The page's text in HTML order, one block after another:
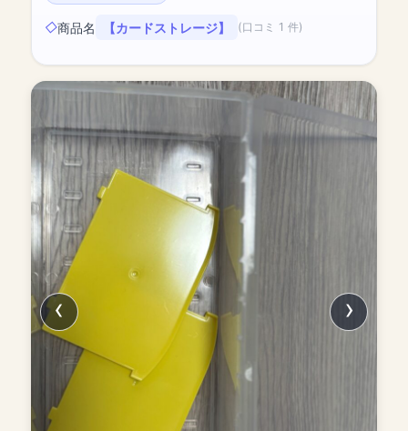
商品名 【カードストレージ】 (口コミ 1 件)